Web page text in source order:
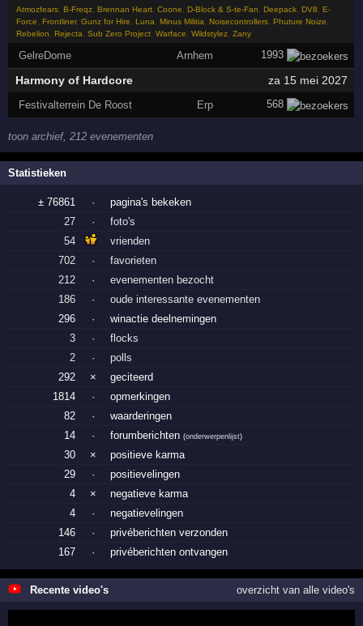
Atmozfears,B-Freqz,Brennan Heart,Coone,D-Block & S-te-Fan,Deepack,DV8,E-
Force,Frontliner,Gunz for Hire,Luna,Minus Militia,Noisecontrollers,Phuture Noize,
Rebelion,Rejecta,Sub Zero Project,Warface,Wildstylez,Zany
GelreDome Arnhem 1993
Harmony of Hardcore za 15 mei 2027
Festivalterrein De Roost Erp 568
toon archief, 212 evenementen
Statistieken
± 76861 ·
pagina's bekeken
27
·
foto's
54
vrienden
702
·
favorieten
212
·
evenementen bezocht
186
·
oude interessante evenementen
296
·
winactie deelnemingen
3
·
flocks
2
·
polls
292
×
geciteerd
1814
·
opmerkingen
82
·
waarderingen
14
· forumberichten(onderwerpenlijst)
30 ×
positieve karma
29
·
positievelingen
4
×
negatieve karma
4
·
negatievelingen
146
·
privéberichten verzonden
167
· privéberichten ontvangen
Recente video's overzicht van alle video's